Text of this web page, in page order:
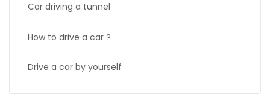
Car driving a tunnel
How to drive a car ?
Drive a car by yourself